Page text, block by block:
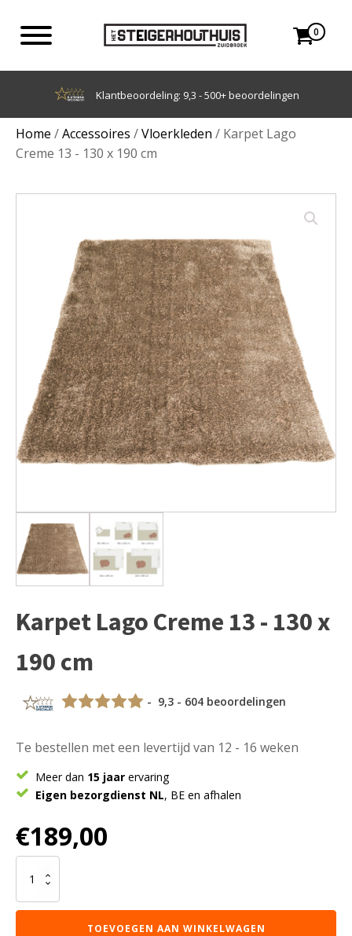
0
Achteraf betalen met Klarna
Home /Accessoires /Vloerkleden / Karpet Lago
Creme 13 - 130 x 190 cm
Karpet Lago Creme 13 - 130 x
190 cm
- 9,3 - 604 beoordelingen
Te bestellen met een levertijd van 12 - 16 weken
Meer dan 15 jaar ervaring
Eigen bezorgdienst NL, BE en afhalen
€189,00
Lago
Creme
13
TOEVOEGEN AAN WINKELWAGEN